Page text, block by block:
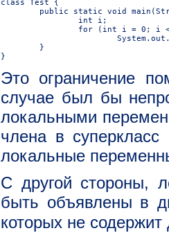
Это ограничение
случае был бы
локальными
члена в
локальные
С другой стороны,
быть объявлены в
которых не